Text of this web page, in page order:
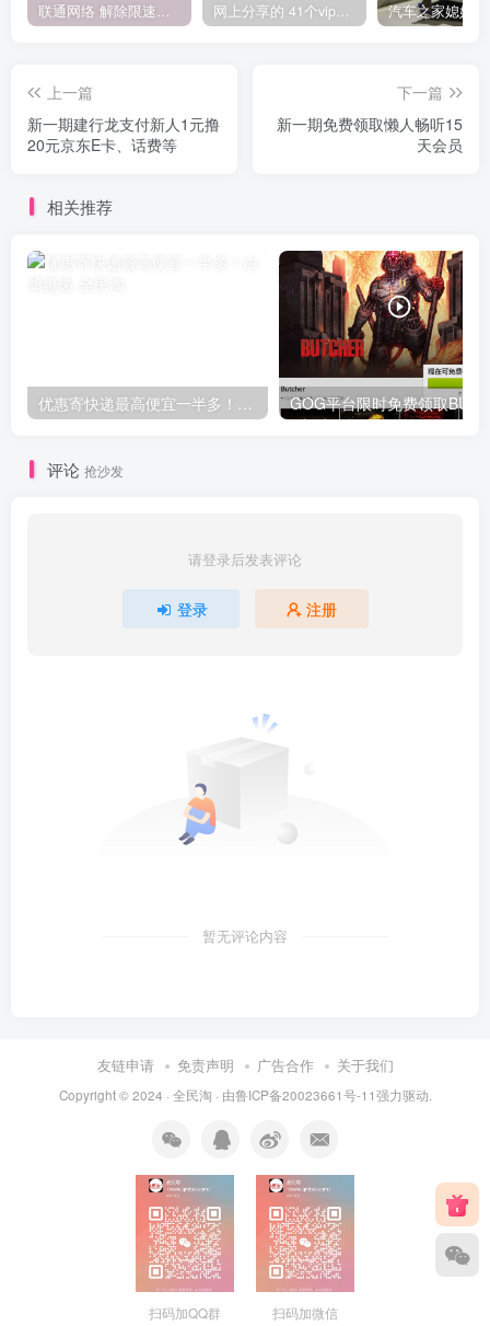
联通网络 解除限速方法参考！畅享、畅玩、老白干等及其它地区自测了 网上分享的 41个vip解析接口 有需要的拿去~ 免费看全网VIP会员视频
上一篇
新一期建行龙支付新人1元撸
20元京东E卡、话费等
下一篇
新一期免费领取懒人畅听15
天会员
相关推荐
优惠寄快递最高便宜一半多！白鸽惠递
评论 抢沙发
请登录后发表评论
登录 注册
暂无评论内容
友链申请 免责声明 广告合作 关于我们
Copyright © 2024 · 全民淘 · 由鲁ICP备20023661号-11强力驱动.
扫码加QQ群 扫码加微信